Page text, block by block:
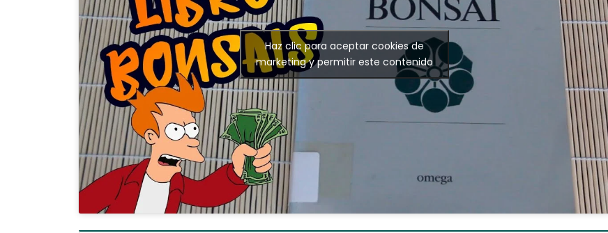
Haz clic para aceptar cookies de
marketing y permitir este contenido